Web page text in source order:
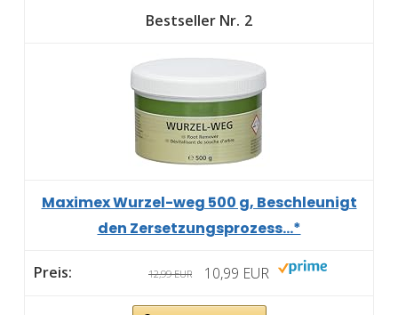
2
Maximex Wurzel-weg 500 g, Beschleunigt
den Zersetzungsprozess...*
12,99 EUR 10,99 EUR